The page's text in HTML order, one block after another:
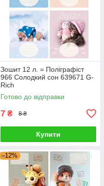
Зошит 12 л. = Поліграфіст
966 Солодкий сон 639671 G-
Rich
Готово до відправки
7 ₴ 8 ₴
Купити
–12%